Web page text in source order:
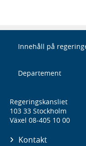
Innehåll på
Departement
Regeringskansliet
103 33 Stockholm
Växel 08-405 10 00
Kontakt